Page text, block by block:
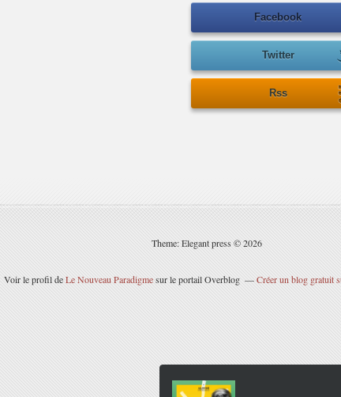
Facebook
Twitter
Rss
Theme: Elegant press © 2026
Voir le profil deLe Nouveau Paradigmesur le portail Overblog Créer un blog gratuit